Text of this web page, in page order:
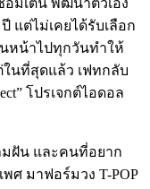
ปี แต่ไม่เคยได้รับเลือก
นหน้าไปทุกวันทำให้
ในที่สุดแล้ว เฟทกลับ
โปรเจกต์ไอดอล
มฝัน และคนที่อยาก
พศ มาฟอร์มวง T-POP